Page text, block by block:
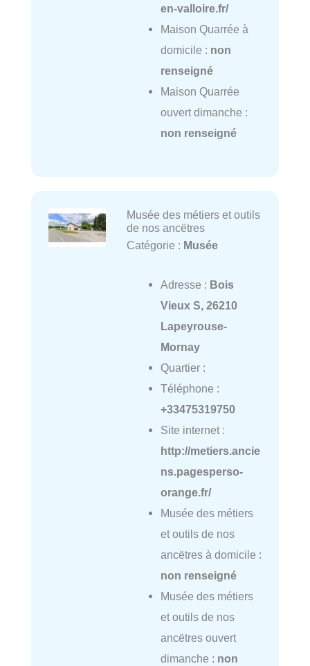
en-valloire.fr/
Maison Quarrée à
domicile : non
renseigné
Maison Quarrée
ouvert dimanche :
non renseigné
Musée des métiers et outils
de nos ancëtres
Catégorie : Musée
Adresse : Bois
Vieux S, 26210
Lapeyrouse-
Mornay
Quartier :
Téléphone :
+33475319750
Site internet :
http://metiers.ancie
ns.pagesperso-
orange.fr/
Musée des métiers
et outils de nos
ancëtres à domicile :
non renseigné
Musée des métiers
et outils de nos
ancëtres ouvert
dimanche : non